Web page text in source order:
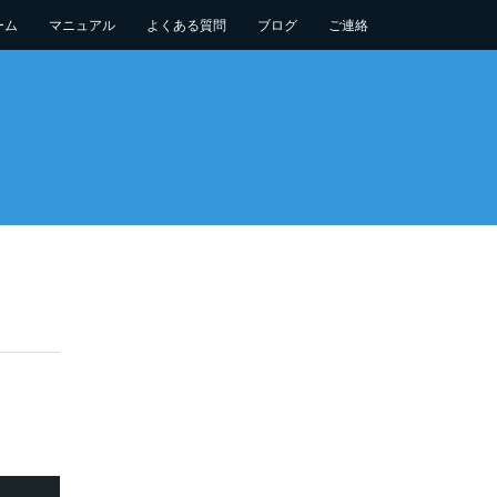
ム マニュアル よくある質問 ブログ ご連絡